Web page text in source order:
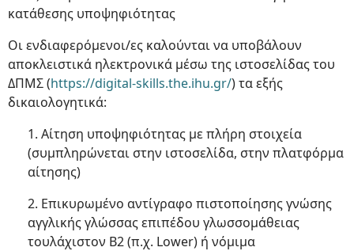
κατάθεσης υποψηφιότητας
Οι ενδιαφερόμενοι/ες καλούνται να υποβάλουν
αποκλειστικά ηλεκτρονικά μέσω της ιστοσελίδας του
ΔΠΜΣ (https://digital-skills.the.ihu.gr/) τα εξής
δικαιολογητικά:
1. Αίτηση υποψηφιότητας με πλήρη στοιχεία
(συμπληρώνεται στην ιστοσελίδα, στην πλατφόρμα
αίτησης)
2. Επικυρωμένο αντίγραφο πιστοποίησης γνώσης
αγγλικής γλώσσας επιπέδου γλωσσομάθειας
τουλάχιστον Β2 (π.χ. Lower) ή νόμιμα